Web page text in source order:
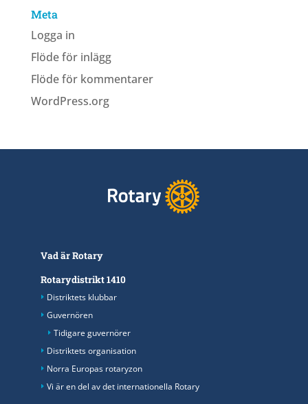
Meta
Logga in
Flöde för inlägg
Flöde för kommentarer
WordPress.org
Vad är Rotary
Rotarydistrikt 1410
Distriktets klubbar
Guvernören
Tidigare guvernörer
Distriktets organisation
Norra Europas rotaryzon
Vi är en del av det internationella Rotary